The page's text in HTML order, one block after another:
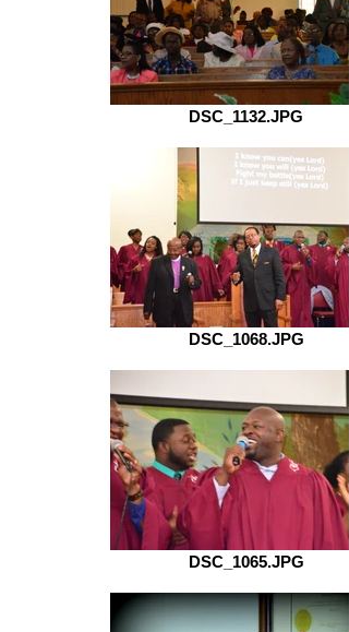
DSC_1132.JPG
DSC_1068.JPG
DSC_1065.JPG